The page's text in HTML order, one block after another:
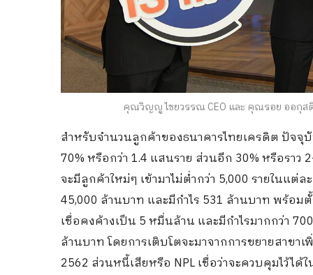
คุณวิญญู ไชยวรรณ CEO และ คุณรอย ออกุสติ
สำหรับจำนวนลูกค้าของธนาคารไทยเครดิต ปัจจุ
70% หรือกว่า 1.4 แสนราย ส่วนอีก 30% หรือรา
จะมีลูกค้าใหม่ๆ เข้ามาไม่ต่ำกว่า 5,000 รายในแ
45,000 ล้านบาท และมีกำไร 531 ล้านบาท พร้อ
เชื่อคงค้างเป็น 5 หมื่นล้าน และมีกำไรมากกว่า
ล้านบาท โดยการเติบโตจะมาจากการขยายสาขา
2562 ส่วนหนี้เสียหรือ NPL เชื่อว่าจะควบคุมไว้ได้